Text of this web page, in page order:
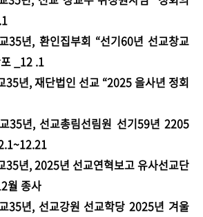
35년, 환인집부회 “선기60년 선교창교
_12 .1
년, 재단법인 선교 “2025 을사년 정회
35년, 선교총림선림원 선기59년 2205
년, 2025년 선교연혁보고 유사선교단
월 종사
35년, 선교강원 선교학당 2025년 겨울